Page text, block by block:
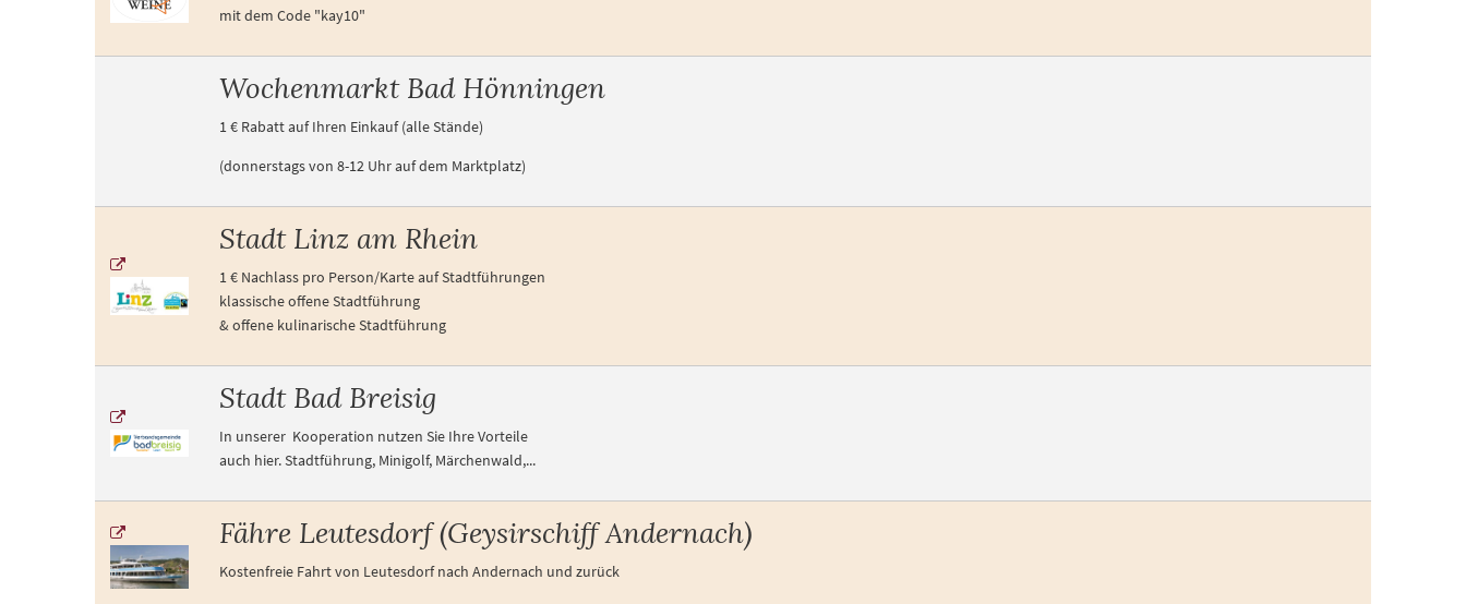
mit dem Code "kay10"
Wochenmarkt Bad Hönningen
1 € Rabatt auf Ihren Einkauf (alle Stände)
(donnerstags von 8-12 Uhr auf dem Marktplatz)
Stadt Linz am Rhein
1 € Nachlass pro Person/Karte auf Stadtführungen
klassische offene Stadtführung
& offene kulinarische Stadtführung
Stadt Bad Breisig
In unserer Kooperation nutzen Sie Ihre Vorteile
auch hier. Stadtführung, Minigolf, Märchenwald,...
Fähre Leutesdorf (Geysirschiff Andernach)
Kostenfreie Fahrt von Leutesdorf nach Andernach und zurück